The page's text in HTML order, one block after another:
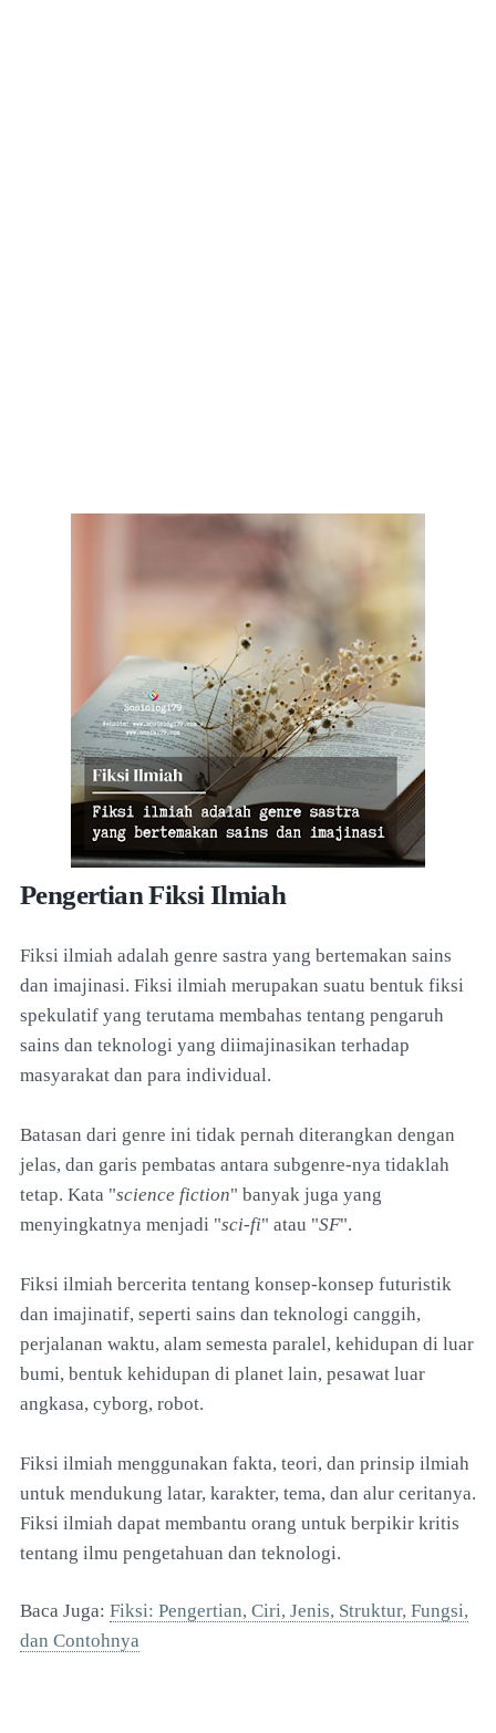
Pengertian Fiksi Ilmiah
Fiksi ilmiah adalah genre sastra yang bertemakan sains
dan imajinasi. Fiksi ilmiah merupakan suatu bentuk fiksi
spekulatif yang terutama membahas tentang pengaruh
sains dan teknologi yang diimajinasikan terhadap
masyarakat dan para individual.
Batasan dari genre ini tidak pernah diterangkan dengan
jelas, dan garis pembatas antara subgenre-nya tidaklah
tetap. Kata "science fiction" banyak juga yang
menyingkatnya menjadi "sci-fi" atau "SF".
Fiksi ilmiah bercerita tentang konsep-konsep futuristik
dan imajinatif, seperti sains dan teknologi canggih,
perjalanan waktu, alam semesta paralel, kehidupan di luar
bumi, bentuk kehidupan di planet lain, pesawat luar
angkasa, cyborg, robot.
Fiksi ilmiah menggunakan fakta, teori, dan prinsip ilmiah
untuk mendukung latar, karakter, tema, dan alur ceritanya.
Fiksi ilmiah dapat membantu orang untuk berpikir kritis
tentang ilmu pengetahuan dan teknologi.
Baca Juga: Fiksi: Pengertian, Ciri, Jenis, Struktur, Fungsi,
dan Contohnya